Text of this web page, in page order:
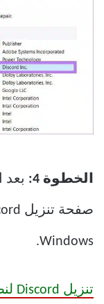
الخطوة 4: بعد
Windows.
تنزيل Discord لنظام التشغيل Windows